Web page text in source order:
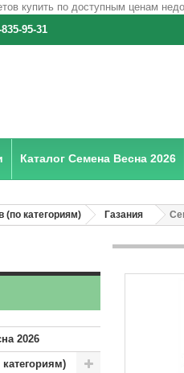
95-31
Каталог Семена Весна 2026
(по категориям) Газания
2026